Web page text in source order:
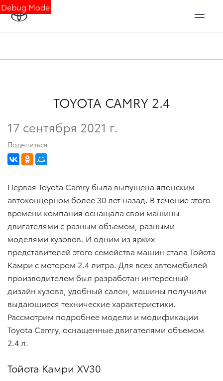
Debug Mode
TOYOTA CAMRY 2.4
17 сентября 2021 г.
Поделиться
Первая Toyota Camry была выпущена японским
автоконцерном более 30 лет назад. В течение этого
времени компания оснащала свои машины
двигателями с разным объемом, разными
моделями кузовов. И одним из ярких
представителей этого семейства машин стала Тойота
Камри с мотором 2.4 литра. Для всех автомобилей
производителем был разработан интересный
дизайн кузова, удобный салон, машины получили
выдающиеся технические характеристики.
Рассмотрим подробнее модели и модификации
Toyota Camry, оснащенные двигателями объемом
2.4 л.
Тойота Камри XV30